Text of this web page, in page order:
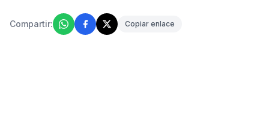
Compartir: Copiar enlace